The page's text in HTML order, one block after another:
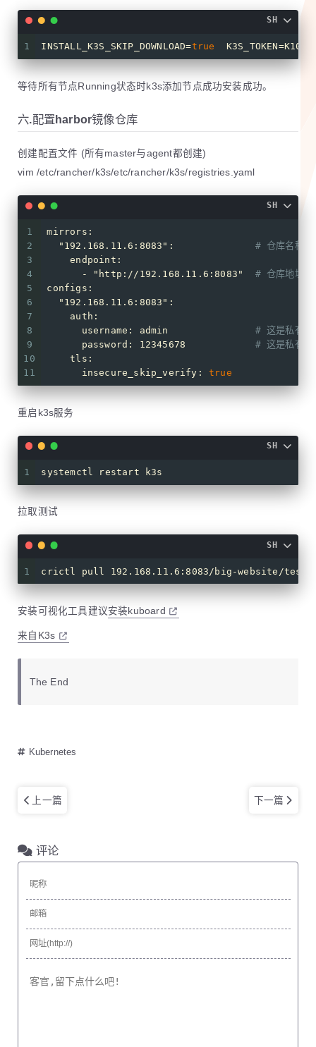
SH
1 INSTALL_K3S_SKIP_DOWNLOAD=true
等待所有节点Running状态时k3s添加节点成功安装成功。
六.配置harbor镜像仓库
创建配置文件 (所有master与agent都创建)
vim /etc/rancher/k3s/etc/rancher/k3s/registries.yaml
SH
1
2
3
4
5
6
7
8
9
10
11
mirrors:
"192.168.11.6:8083" : # 仓库名称
    endpoint:
      -
"http://192.168.11.6:8083"
# 仓库地址
configs:
"192.168.11.6:8083" :
    auth:
      username: admin
# 这是私有镜
      password: 12345678
# 这是私有镜
    tls:
      insecure_skip_verify:
true
重启k3s服务
SH
1 systemctl restart k3s
拉取测试
SH
1 crictl pull 192.168.11.6:8083/big-website/
安装可视化工具建议安装kuboard
来自K3s
The End
Kubernetes
上一篇 下一篇
评论